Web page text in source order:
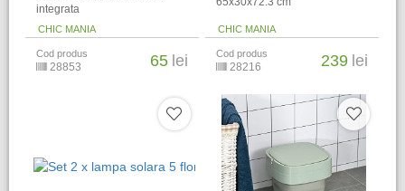
integrata
CHIC MANIA
Cod produs
28853 65 lei
CHIC MANIA
Cod produs
28216 239 lei